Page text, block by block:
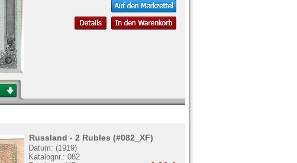
Russland - 2 Rubles (#082_XF)
Datum: (1919)
Katalognr.: 082